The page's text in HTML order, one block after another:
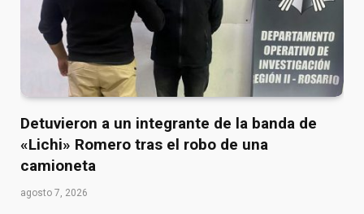
Detuvieron a un integrante de la banda de
«Lichi» Romero tras el robo de una
camioneta
agosto 7, 2026